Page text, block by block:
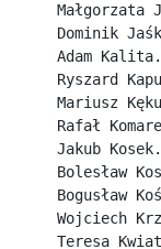
Dominik
Adam
Ryszard
Mariusz
Rafał
Jakub
Wojciech
Teresa